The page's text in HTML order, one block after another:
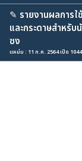
✎ รายงานผลการ
และกระดาษสำหรับ
ซง
แหม่ม : 11 ก.ค. 2564 เปิด